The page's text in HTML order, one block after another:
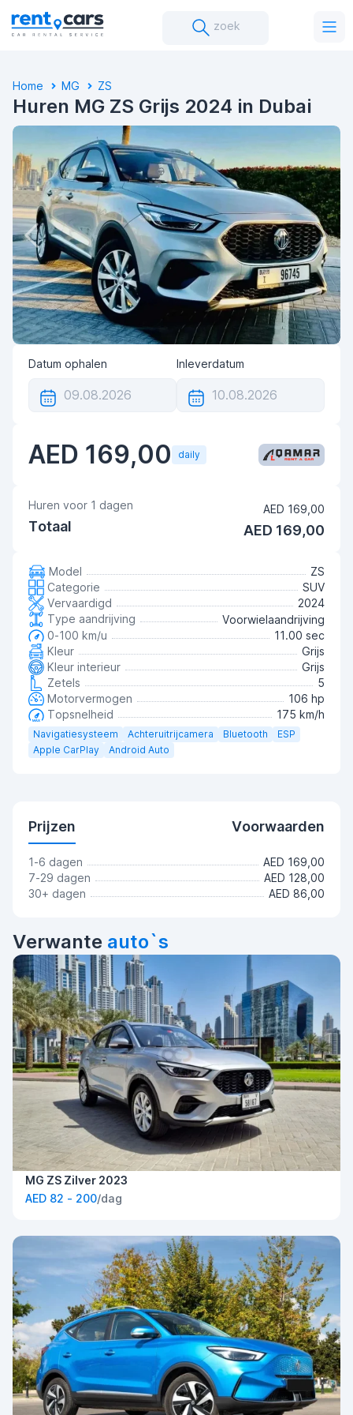
zoek
Home MG ZS
Huren MG ZS Grijs 2024 in Dubai
Datum ophalen Inleverdatum
AED 169,00 daily
Huren voor 1 dagen AED 169,00
Totaal AED 169,00
Model
ZS
Categorie
SUV
Vervaardigd
2024
Type aandrijving
Voorwielaandrijving
0-100 km/u
11.00 sec
Kleur
Grijs
Kleur interieur
Grijs
Zetels
5
Motorvermogen
106 hp
Topsnelheid
175 km/h
Navigatiesysteem Achteruitrijcamera Bluetooth
ESP
Apple CarPlay
Android Auto
Prijzen Voorwaarden
1-6 dagen
AED 169,00
7-29 dagen
AED 128,00
30+ dagen
AED 86,00
Verwante auto`s
MG ZS Zilver 2023
AED 82 - 200/dag